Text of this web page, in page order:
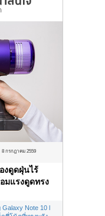
8 กรกฎาคม 2559
งดูดฝุ่นไร้
มแรงดูดทรง
Galaxy Note 10 l